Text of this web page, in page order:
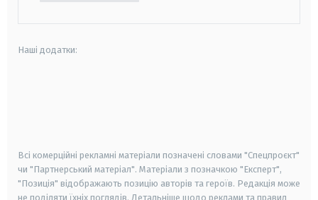
Наші додатки:
Всі комерційні рекламні матеріали позначені словами "Спецпроєкт"
чи "Партнерський матеріал". Матеріали з позначкою "Експерт",
"Позиція" відображають позицію авторів та героїв. Редакція може
не поділяти їхніх поглядів. Детальніше щодо реклами та правил